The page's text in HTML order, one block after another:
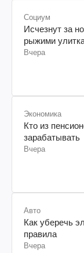
Социум
Исчезнут за
рыжими
Вчера
Экономика
Кто из
зарабатывать
Вчера
Авто
Как уберечь
правила
Вчера